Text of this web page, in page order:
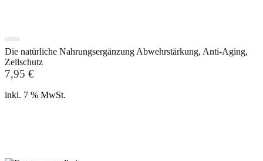
0
out
of
5
Die natürliche Nahrungsergänzung Abwehrstärkung, Anti-Aging,
Zellschutz
7,95 €
inkl. 7 % MwSt.